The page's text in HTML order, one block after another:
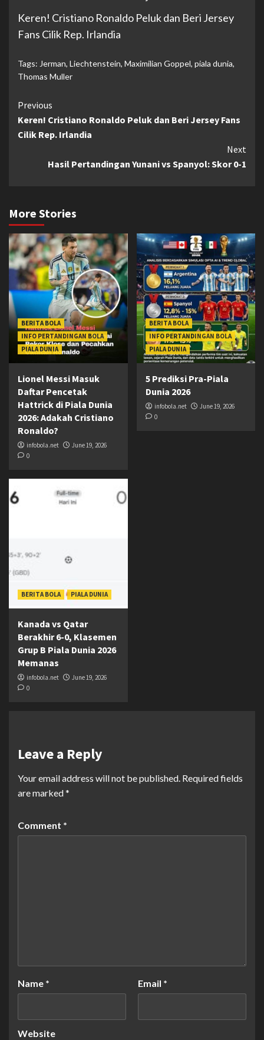
Keren! Cristiano Ronaldo Peluk dan Beri Jersey
Fans Cilik Rep. Irlandia
Tags: Jerman, Liechtenstein, Maximilian Goppel, piala dunia,
Thomas Muller
Continue
Reading
Previous
Keren! Cristiano Ronaldo Peluk dan Beri Jersey Fans
Cilik Rep. Irlandia
Next
Hasil Pertandingan Yunani vs Spanyol: Skor 0-1
More Stories
BERITA BOLA
INFO PERTANDINGAN BOLA
PIALA DUNIA
Lionel Messi Masuk
Daftar Pencetak
Hattrick di Piala Dunia
2026: Adakah Cristiano
Ronaldo?
infobola.net
June 19, 2026
0
BERITA BOLA
INFO PERTANDINGAN BOLA
PIALA DUNIA
5 Prediksi Pra-Piala
Dunia 2026
infobola.net
June 19, 2026
0
BERITA BOLA PIALA DUNIA
Kanada vs Qatar
Berakhir 6-0, Klasemen
Grup B Piala Dunia 2026
Memanas
infobola.net
June 19, 2026
0
Leave a Reply
Your email address will not be published. Required fields
are marked*
Comment *
Name * Email *
Website